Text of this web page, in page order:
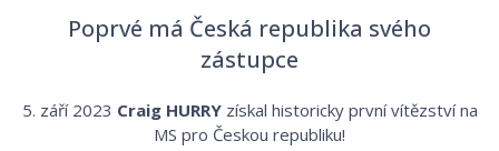
Poprvé má Česká republika svého
zástupce
5. září 2023 Craig HURRYzískal historicky první vítězství na
MS pro Českou republiku!